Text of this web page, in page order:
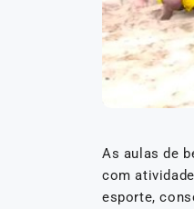
As aulas de
com
esporte,